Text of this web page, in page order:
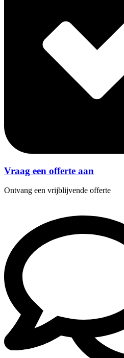
Vraag een offerte aan
Ontvang een vrijblijvende offerte